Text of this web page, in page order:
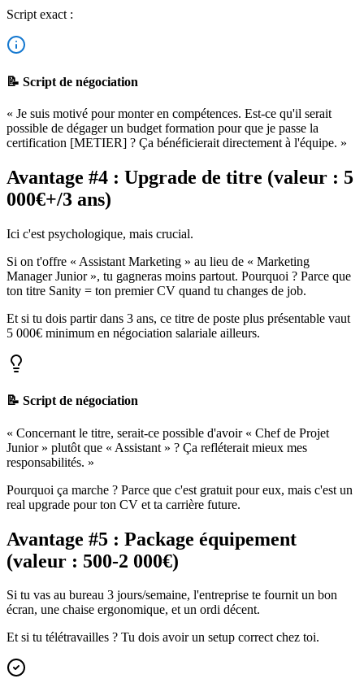
Script exact :
📝 Script de négociation
« Je suis motivé pour monter en compétences. Est-ce qu'il serait
possible de dégager un budget formation pour que je passe la
certification [METIER] ? Ça bénéficierait directement à l'équipe. »
Avantage #4 : Upgrade de titre (valeur : 5
000€+/3 ans)
Ici c'est psychologique, mais crucial.
Si on t'offre « Assistant Marketing » au lieu de « Marketing
Manager Junior », tu gagneras moins partout. Pourquoi ? Parce que
ton titre Sanity = ton premier CV quand tu changes de job.
Et si tu dois partir dans 3 ans, ce titre de poste plus présentable vaut
5 000€ minimum en négociation salariale ailleurs.
📝 Script de négociation
« Concernant le titre, serait-ce possible d'avoir « Chef de Projet
Junior » plutôt que « Assistant » ? Ça refléterait mieux mes
responsabilités. »
Pourquoi ça marche ? Parce que c'est gratuit pour eux, mais c'est un
real upgrade pour ton CV et ta carrière future.
Avantage #5 : Package équipement
(valeur : 500-2 000€)
Si tu vas au bureau 3 jours/semaine, l'entreprise te fournit un bon
écran, une chaise ergonomique, et un ordi décent.
Et si tu télétravailles ? Tu dois avoir un setup correct chez toi.